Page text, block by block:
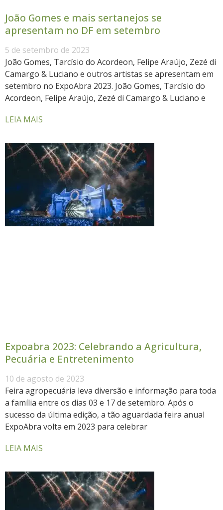
João Gomes e mais sertanejos se
apresentam no DF em setembro
5 de setembro de 2023
João Gomes, Tarcísio do Acordeon, Felipe Araújo, Zezé di
Camargo & Luciano e outros artistas se apresentam em
setembro no ExpoAbra 2023. João Gomes, Tarcísio do
Acordeon, Felipe Araújo, Zezé di Camargo & Luciano e
LEIA MAIS
Expoabra 2023: Celebrando a Agricultura,
Pecuária e Entretenimento
10 de agosto de 2023
Feira agropecuária leva diversão e informação para toda
a família entre os dias 03 e 17 de setembro. Após o
sucesso da última edição, a tão aguardada feira anual
ExpoAbra volta em 2023 para celebrar
LEIA MAIS